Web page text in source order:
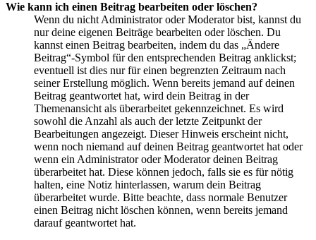
Wie kann ich einen Beitrag bearbeiten oder löschen?
Wenn du nicht Administrator oder Moderator bist, kannst du
nur deine eigenen Beiträge bearbeiten oder löschen. Du
kannst einen Beitrag bearbeiten, indem du das „Ändere
Beitrag“-Symbol für den entsprechenden Beitrag anklickst;
eventuell ist dies nur für einen begrenzten Zeitraum nach
seiner Erstellung möglich. Wenn bereits jemand auf deinen
Beitrag geantwortet hat, wird dein Beitrag in der
Themenansicht als überarbeitet gekennzeichnet. Es wird
sowohl die Anzahl als auch der letzte Zeitpunkt der
Bearbeitungen angezeigt. Dieser Hinweis erscheint nicht,
wenn noch niemand auf deinen Beitrag geantwortet hat oder
wenn ein Administrator oder Moderator deinen Beitrag
überarbeitet hat. Diese können jedoch, falls sie es für nötig
halten, eine Notiz hinterlassen, warum dein Beitrag
überarbeitet wurde. Bitte beachte, dass normale Benutzer
einen Beitrag nicht löschen können, wenn bereits jemand
darauf geantwortet hat.